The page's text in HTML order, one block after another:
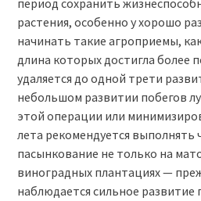
период сохранить
растения, особенно у хорошо
начинать такие агроприемы,
длина которых достигла более
удаляется до одной трети
небольшом развитии побегов
этой операции или
лета рекомендуется выполнять
пасынкование не только на
виноградных плантациях —
наблюдается сильное развитие